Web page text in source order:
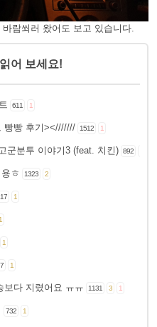
람쐬러 왔어도 보고 있습니다.
어 보세요!
611 1
빵빵 후기></////// 1512 1
군분투 이야기3 (feat. 치킨) 892
ㅎ 1323 2
1
1
1
1
보다 지렸어요 ㅠㅠ 1131 3 1
732 1